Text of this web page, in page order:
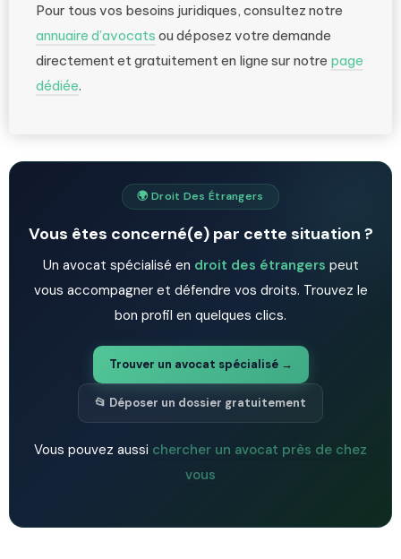
Pour tous vos besoins juridiques, consultez notre
annuaire d’avocats ou déposez votre demande
directement et gratuitement en ligne sur notre page
dédiée.
🌍 Droit Des Étrangers
Vous êtes concerné(e) par cette situation ?
Un avocat spécialisé en droit des étrangers peut
vous accompagner et défendre vos droits. Trouvez le
bon profil en quelques clics.
Trouver un avocat spécialisé →
📂 Déposer un dossier gratuitement
Vous pouvez aussi chercher un avocat près de chez
vous